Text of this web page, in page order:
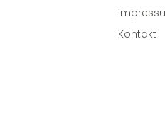
Kontakt